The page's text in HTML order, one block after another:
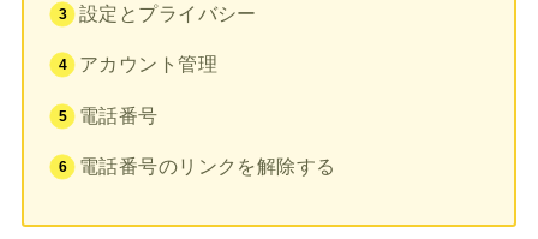
設定とプライバシー
アカウント管理
電話番号
電話番号のリンクを解除する